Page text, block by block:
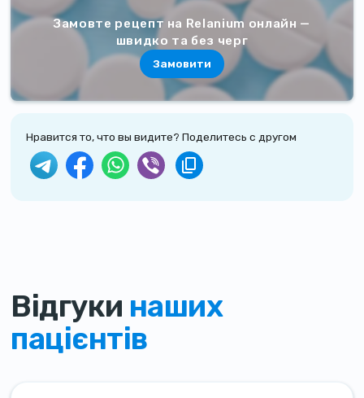
Замовте рецепт на Relanium онлайн —
швидко та без черг
Замовити
Нравится то, что вы видите? Поделитесь с другом
Відгуки наших
пацієнтів